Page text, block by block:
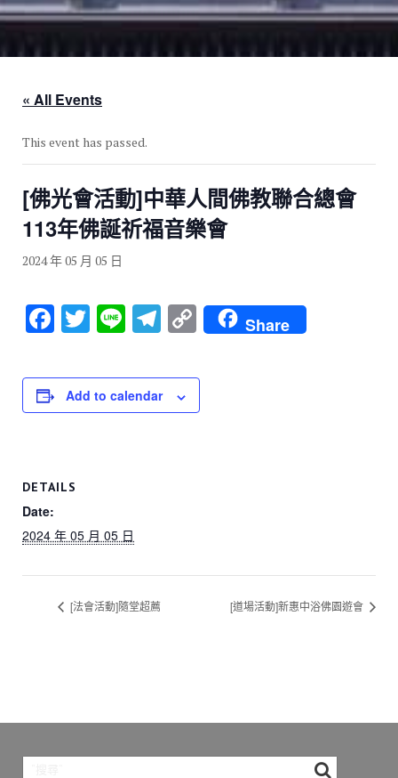
« All Events
This event has passed.
[佛光會活動]中華人間佛教聯合總會
113年佛誕祈福音樂會
2024 年 05 月 05 日
F
c
e
o
k
T
tt
er
Li
e
T
e
gr
C
o
p
y
Share
Add to calendar
DETAILS
Date:
2024 年 05 月 05 日
[法會活動]隨堂超薦 [道場活動]新惠中浴佛園遊會